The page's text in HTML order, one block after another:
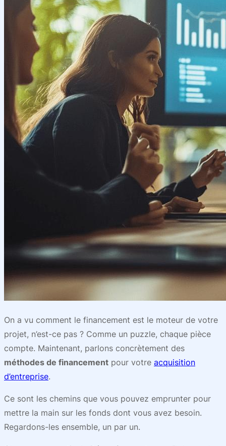
On a vu comment le financement est le moteur de votre
projet, n’est-ce pas ? Comme un puzzle, chaque pièce
compte. Maintenant, parlons concrètement des
méthodes de financement pour votre acquisition
d’entreprise.
Ce sont les chemins que vous pouvez emprunter pour
mettre la main sur les fonds dont vous avez besoin.
Regardons-les ensemble, un par un.